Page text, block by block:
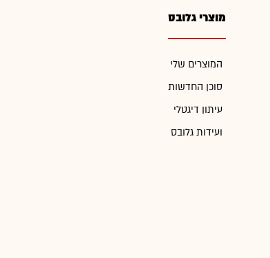
מוצרי גלובס
המוצרים שלי
סוכן החדשות
עיתון דיגטלי
ועידות גלובס